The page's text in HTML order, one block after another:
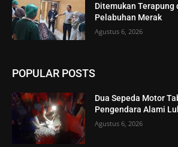
Ditemukan Terapung
Pelabuhan Merak
Agustus 6, 2026
POPULAR POSTS
Dua Sepeda Motor
Pengendara Alami
Agustus 6, 2026